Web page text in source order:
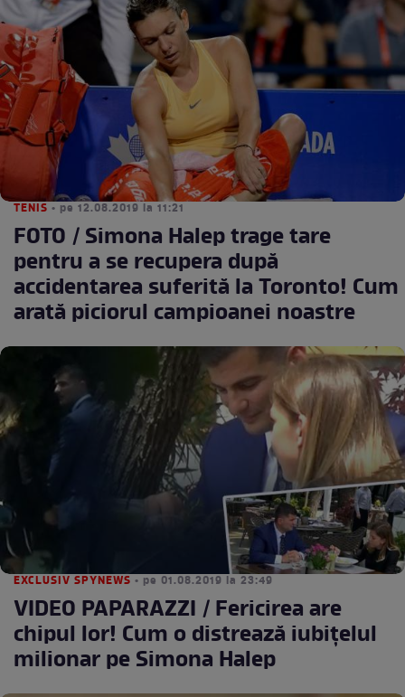
TENIS • pe 12.08.2019 la 11:21
FOTO / Simona Halep trage tare
pentru a se recupera după
accidentarea suferită la Toronto! Cum
arată piciorul campioanei noastre
EXCLUSIV SPYNEWS • pe 01.08.2019 la 23:49
VIDEO PAPARAZZI / Fericirea are
chipul lor! Cum o distrează iubiţelul
milionar pe Simona Halep